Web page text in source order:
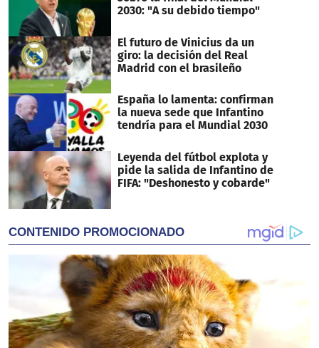
2030: "A su debido tiempo"
El futuro de Vinicius da un
giro: la decisión del Real
Madrid con el brasileño
España lo lamenta: confirman
la nueva sede que Infantino
tendría para el Mundial 2030
Leyenda del fútbol explota y
pide la salida de Infantino de
FIFA: "Deshonesto y cobarde"